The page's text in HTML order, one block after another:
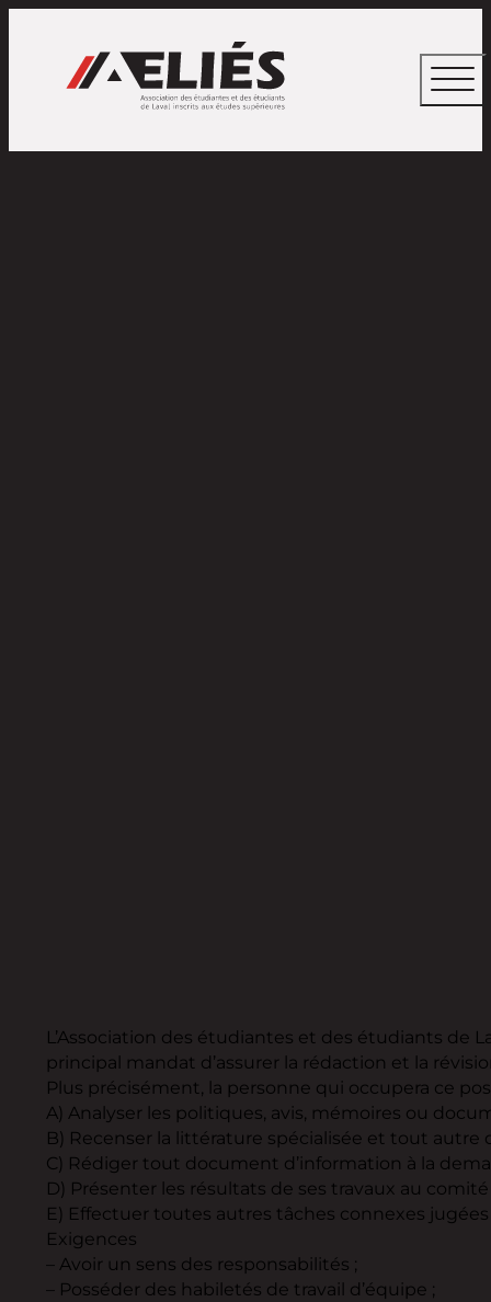
L’Association des étudiantes et des étudiants de
principal mandat d’assurer la rédaction et la
Plus précisément, la personne qui occupera ce
A) Analyser les politiques, avis, mémoires ou
B) Recenser la littérature spécialisée et tout autre
C) Rédiger tout document d’information à la
D) Présenter les résultats de ses travaux au
E) Effectuer toutes autres tâches connexes jugées
Exigences
– Avoir un sens des responsabilités ;
– Posséder des habiletés de travail d’équipe ;